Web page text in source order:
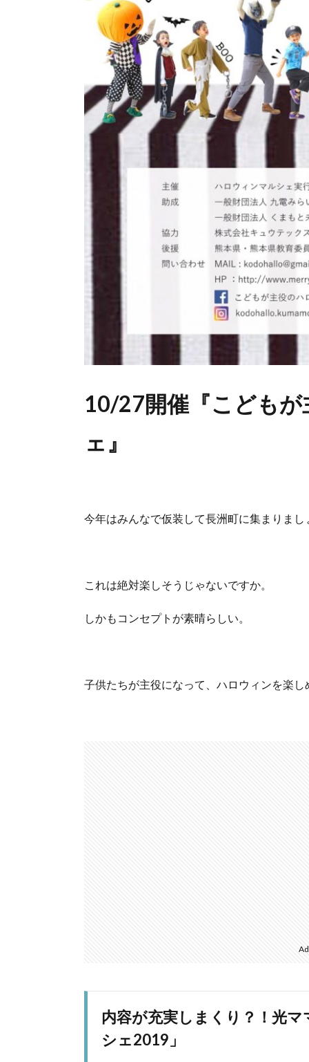
10/27開催『こども
ェ』
今年はみんなで仮装して長洲町に集まりまし
これは絶対楽しそうじゃないですか。
しかもコンセプトが素晴らしい。
子供たちが主役になって、ハロウィンを楽
内容が充実しまくり？！光
シェ2019」